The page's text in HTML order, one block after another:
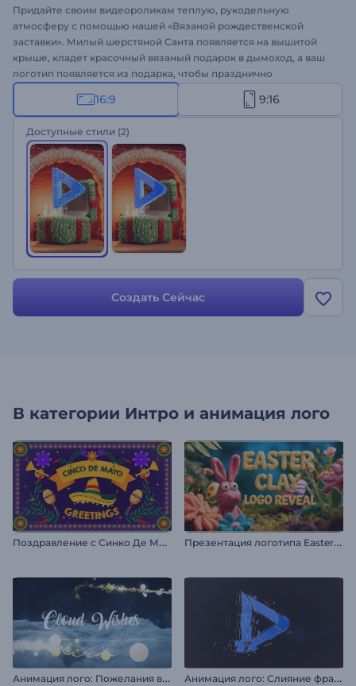
Придайте своим видеороликам теплую, рукодельную
атмосферу с помощью нашей «Вязаной рождественской
заставки». Милый шерстяной Санта появляется на вышитой
крыше, кладет красочный вязаный подарок в дымоход, а ваш
логотип появляется из подарка, чтобы празднично
подчеркнуть ваш бренд. Легко настройте заставку, добавив
свой логотип, праздничное сообщение и фоновую музыку.
Идеально подходит для брендированных рождественских
видеороликов, поздравительных открыток, радостных постов
в социальных сетях и других проектов на праздничную
тематику. Создавайте прямо сейчас!
16:9 9:16
Доступные стили (2)
Создать Сейчас
В категории Интро и анимация лого
П
оздравление с Синко Де Майо П
резентация логотипа Easter Clay
А
нимация лого: Пожелания в облаках А
нимация лого: Слияние фрагментов